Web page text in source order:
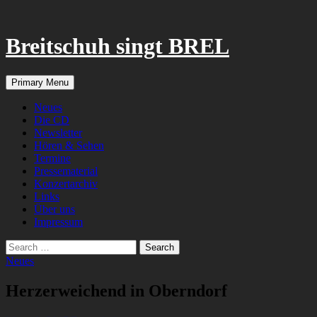
Breitschuh singt BREL
Search
Primary Menu
to
Neues
Die CD
Newsletter
Hören & Sehen
Termine
Pressematerial
Konzertarchiv
Links
Über uns
Impressum
Search
for:
Neues
Herzerweichend in Oberndorf